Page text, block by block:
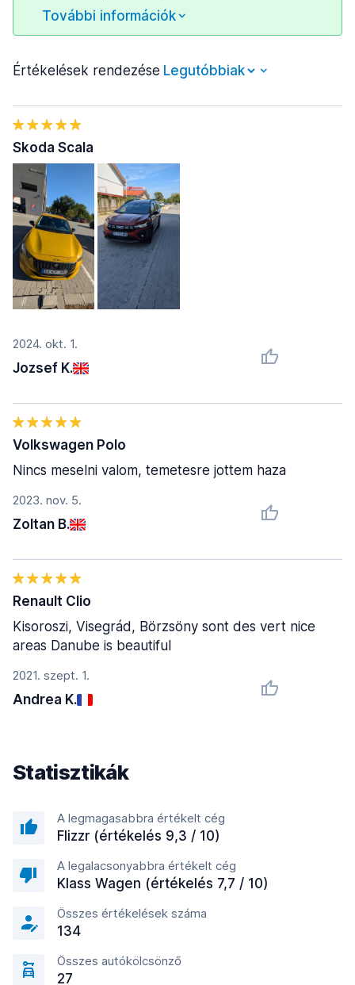
További információk
Értékelések rendezése
2024. okt. 1.
Jozsef K.
Skoda Scala
2023. nov. 5.
Zoltan B.
Volkswagen Polo
Nincs meselni valom, temetesre jottem haza
2021. szept. 1.
Andrea K.
Renault Clio
Kisoroszi, Visegrád, Börzsöny sont des vert nice
areas Danube is beautiful
Statisztikák
A legmagasabbra értékelt cég
Flizzr (értékelés 9,3 / 10)
A legalacsonyabbra értékelt cég
Klass Wagen (értékelés 7,7 / 10)
Összes értékelések száma
134
Összes autókölcsönző
27